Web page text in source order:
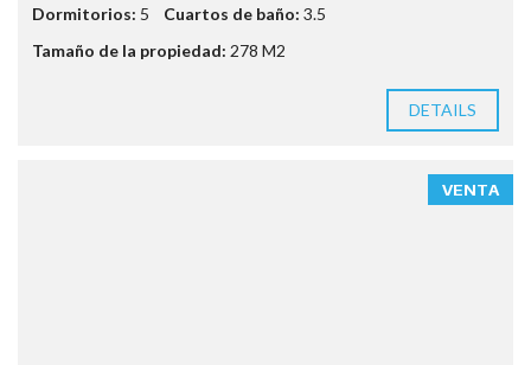
Dormitorios: 5 Cuartos de baño: 3.5
Tamaño de la propiedad: 278 M2
DETAILS
VENTA